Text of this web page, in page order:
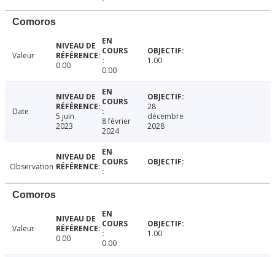
Comoros
Valeur
0.00
0.00
1.00
Date
5 juin
2023
8 février
2024
28
décembre
2028
Observation
Comoros
Valeur
0.00
0.00
1.00